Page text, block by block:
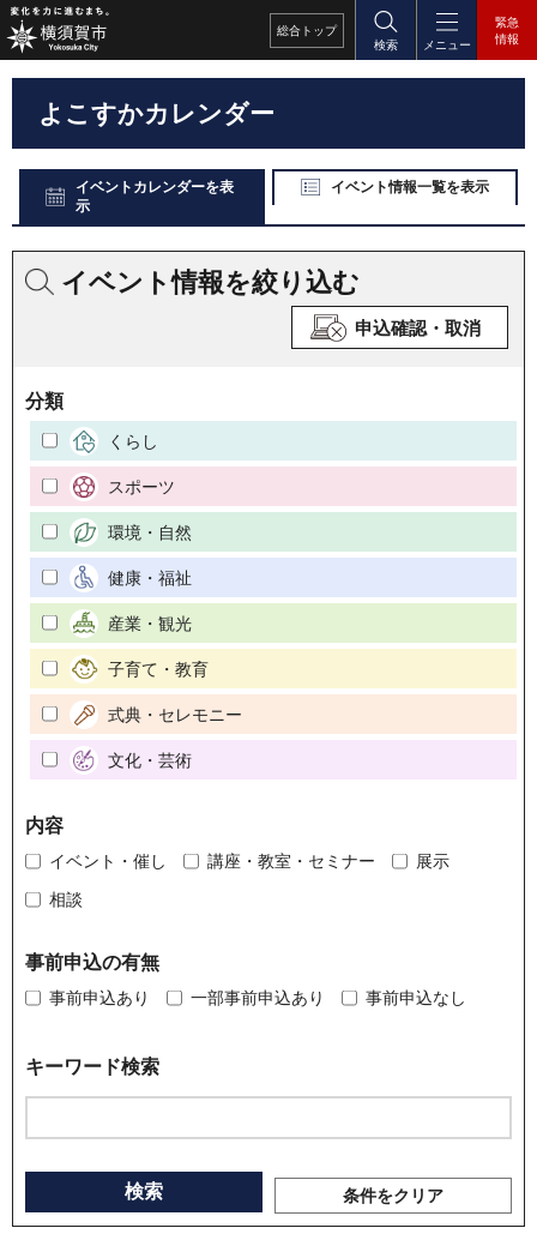
総合 トップ
検索
メニュー
緊急
情報
よこすかカレンダー
イベントカレンダーを表
示
イベント情報一覧を表示
イベント情報を絞り込む
申込確認・取消
分類
くらし
スポーツ
環境・自然
健康・福祉
産業・観光
子育て・教育
式典・セレモニー
文化・芸術
内容
イベント・催し 講座・教室・セミナー
展示
相談
事前申込の有無
事前申込あり 一部事前申込あり 事前申込なし
キーワード検索
条件をクリア